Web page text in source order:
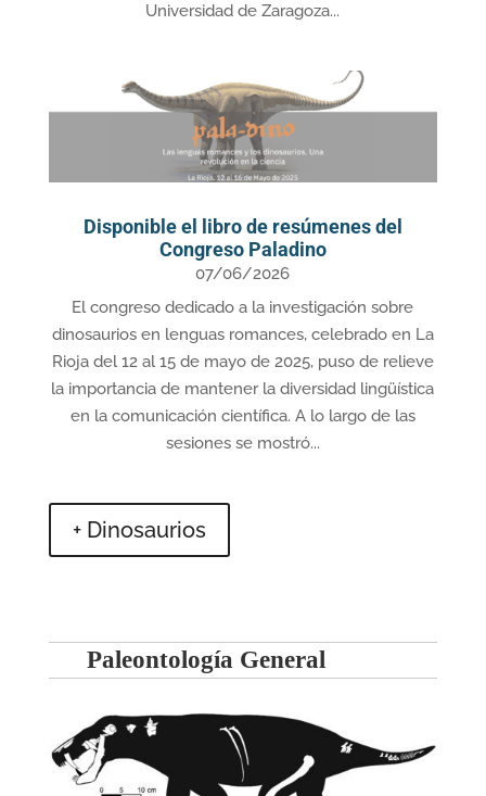
Universidad de Zaragoza...
Disponible el libro de resúmenes del
Congreso Paladino
07/06/2026
El congreso dedicado a la investigación sobre
dinosaurios en lenguas romances, celebrado en La
Rioja del 12 al 15 de mayo de 2025, puso de relieve
la importancia de mantener la diversidad lingüística
en la comunicación científica. A lo largo de las
sesiones se mostró...
+ Dinosaurios
Paleontología General